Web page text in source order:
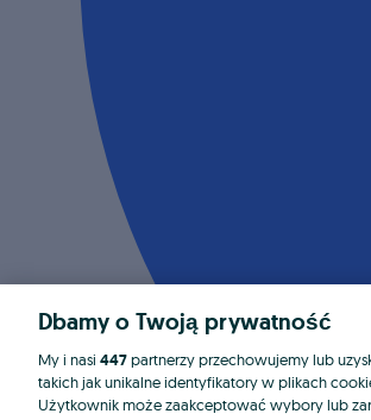
Dbamy o Twoją prywatność
My i nasi 447partnerzy przechowujemy lub
takich jak unikalne identyfikatory w plikach
Użytkownik może zaakceptować wybory lub